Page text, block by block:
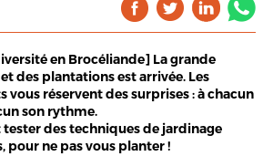
en Brocéliande] La grande
des plantations est arrivée. Les
vous réservent des surprises : à chacun
son rythme.
des techniques de jardinage
pour ne pas vous planter !